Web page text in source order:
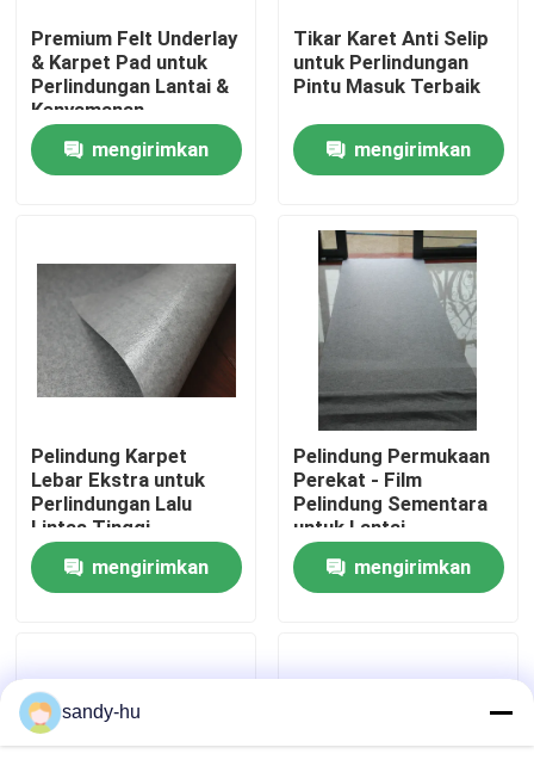
Rumah
Produk
Tur Pabrik
Kontrol Kualitas
Hubungi Kami
Berita
Pelindung Lantai
Perlindungan Lantai
Premium Felt Underlay
& Karpet Pad untuk
Perlindungan Lantai &
Kenyamanan
mengirimkan
Tikar Karet Anti Selip
untuk Perlindungan
Pintu Masuk Terbaik
mengirimkan
Pelindung Karpet
Lebar Ekstra untuk
Perlindungan Lalu
Lintas Tinggi
mengirimkan
Pelindung Permukaan
Perekat - Film
Pelindung Sementara
untuk Lantai
mengirimkan
sandy-hu